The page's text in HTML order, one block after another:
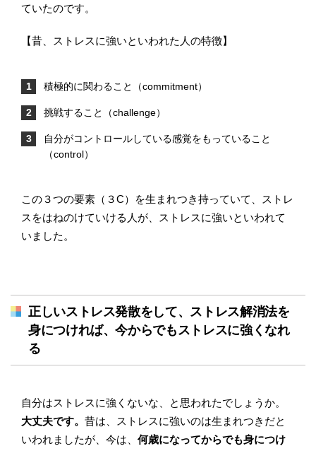
ていたのです。
【昔、ストレスに強いといわれた人の特徴】
積極的に関わること（commitment）
挑戦すること（challenge）
自分がコントロールしている感覚をもっていること
（control）
この３つの要素（３C）を生まれつき持っていて、ストレ
スをはねのけていける人が、ストレスに強いといわれて
いました。
正しいストレス発散をして、ストレス解消法を
身につければ、今からでもストレスに強くなれ
る
自分はストレスに強くないな、と思われたでしょうか。
大丈夫です。 昔は、ストレスに強いのは生まれつきだと
いわれましたが、今は、 何歳になってからでも身につけ